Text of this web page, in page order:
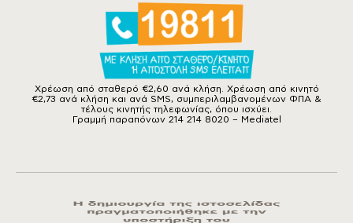
Χρέωση από σταθερό €2,60 ανά κλήση. Χρέωση από κινητό
€2,73 ανά κλήση και ανά SMS, συμπεριλαμβανομένων ΦΠΑ &
τέλους κινητής τηλεφωνίας, όπου ισχύει.
Γραμμή παραπόνων 214 214 8020 – Mediatel